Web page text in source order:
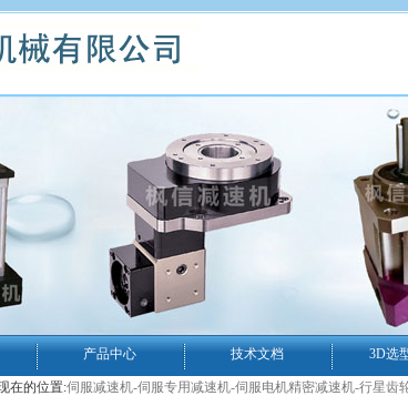
产品中心 技术文档 3D选
在的位置:伺服减速机-伺服专用减速机-伺服电机精密减速机-行星齿